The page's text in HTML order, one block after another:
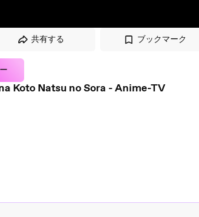
共有する ブックマーク
Koto Natsu no Sora - Anime-TV